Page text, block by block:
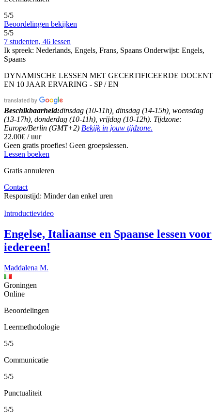
5/5
Beoordelingen bekijken
5/5
7 studenten, 46 lessen
Ik spreek: Nederlands, Engels, Frans, Spaans Onderwijst: Engels,
Spaans
DYNAMISCHE LESSEN MET GECERTIFICEERDE DOCENT
EN 10 JAAR ERVARING - SP / EN
Beschikbaarheid:dinsdag (10-11h), dinsdag (14-15h), woensdag
(13-17h), donderdag (10-11h), vrijdag (10-12h). Tijdzone:
Europe/Berlin (GMT+2) Bekijk in jouw tijdzone.
22.00€ / uur
Geen gratis proefles! Geen groepslessen.
Lessen boeken
Gratis annuleren
Contact
Responstijd: Minder dan enkel uren
Introductievideo
Engelse, Italiaanse en Spaanse lessen voor
iedereen!
Maddalena M.
Groningen
Online
Beoordelingen
Leermethodologie
5/5
Communicatie
5/5
Punctualiteit
5/5